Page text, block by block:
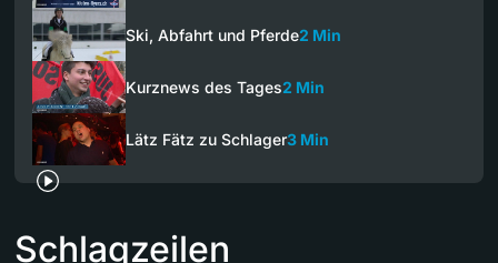
Ski, Abfahrt und Pferde2 Min
Kurznews des Tages2 Min
Lätz Fätz zu Schlager3 Min
Schlagzeilen